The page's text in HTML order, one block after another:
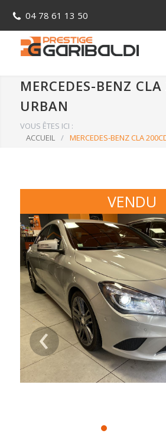
04 78 61 13 50
MERCEDES-BENZ
URBAN
VOUS ÊTES ICI :
ACCUEIL / MERCEDES-BENZ CLA
VENDU
‹